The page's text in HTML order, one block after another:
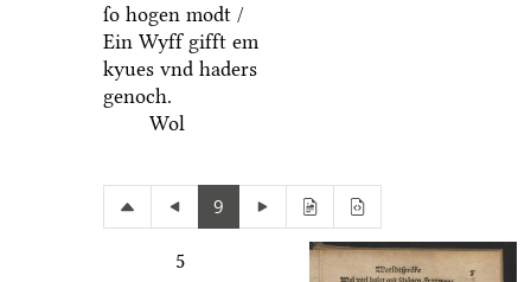
ſo hogen modt /
Ein Wyff gifft em
kyues vnd haders
genoch.
Wol
9
5